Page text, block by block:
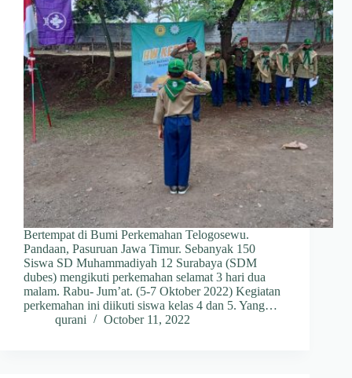
Bertempat di Bumi Perkemahan Telogosewu.
Pandaan, Pasuruan Jawa Timur. Sebanyak 150
Siswa SD Muhammadiyah 12 Surabaya (SDM
dubes) mengikuti perkemahan selamat 3 hari dua
malam. Rabu- Jum’at. (5-7 Oktober 2022) Kegiatan
perkemahan ini diikuti siswa kelas 4 dan 5. Yang…
qurani
October 11, 2022